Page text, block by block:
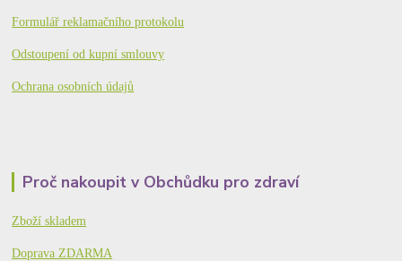
Formulář reklamačního protokolu
Odstoupení od kupní smlouvy
Ochrana osobních údajů
Proč nakoupit v Obchůdku pro zdraví
Zboží skladem
Doprava ZDARMA